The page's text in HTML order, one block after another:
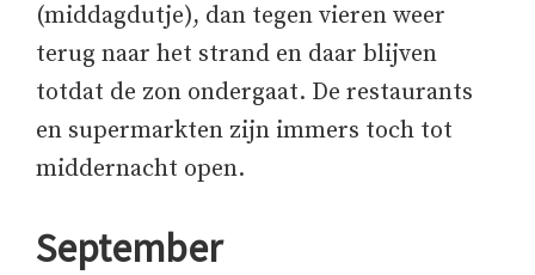
(middagdutje), dan tegen vieren weer
terug naar het strand en daar blijven
totdat de zon ondergaat. De restaurants
en supermarkten zijn immers toch tot
middernacht open.
September